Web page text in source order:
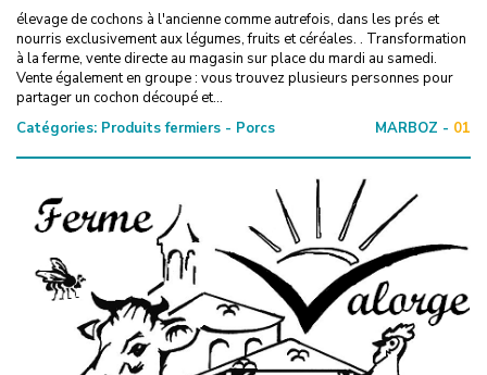
élevage de cochons à l'ancienne comme autrefois, dans les prés et
nourris exclusivement aux légumes, fruits et céréales. . Transformation
à la ferme, vente directe au magasin sur place du mardi au samedi.
Vente également en groupe : vous trouvez plusieurs personnes pour
partager un cochon découpé et...
Catégories: Produits fermiers - Porcs MARBOZ - 01